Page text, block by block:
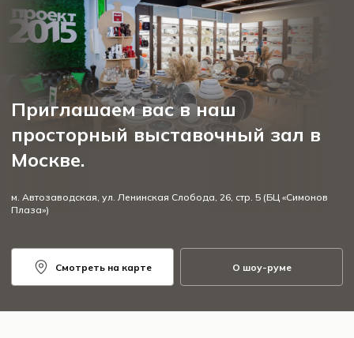
Приглашаем вас в наш
просторный выставочный зал в
Москве.
м. Автозаводская, ул. Ленинская Слобода, 26, стр. 5 (БЦ «Симонов
Плаза»)
Смотреть на карте О шоу-руме